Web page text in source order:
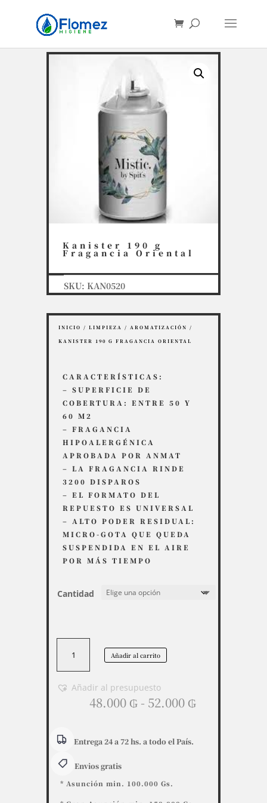
productos
Kanister 190 g
Fragancia Oriental
SKU:KAN0520
INICIO / LIMPIEZA / AROMATIZACIÓN /
KANISTER 190 G FRAGANCIA ORIENTAL
CARACTERÍSTICAS:
– SUPERFICIE DE
COBERTURA: ENTRE 50 Y
60 M2
– FRAGANCIA
HIPOALERGÉNICA
APROBADA POR ANMAT
– LA FRAGANCIA RINDE
3200 DISPAROS
– EL FORMATO DEL
REPUESTO ES UNIVERSAL
– ALTO PODER RESIDUAL:
MICRO-GOTA QUE QUEDA
SUSPENDIDA EN EL AIRE
POR MÁS TIEMPO
Cantidad
g
Fragancia
Añadir al carrito
Añadir al presupuesto
48.000 ₲ - 52.000 ₲Rango
Entrega 24 a 72 hs. a todo el País.
Envios gratis
* Asunción min. 100.000 Gs.